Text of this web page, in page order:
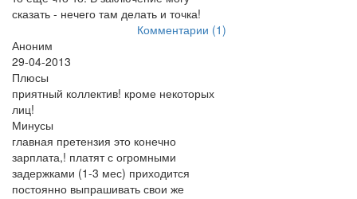
сказать - нечего там делать и точка!
Комментарии (1)
Аноним
29-04-2013
Плюсы
приятный коллектив! кроме некоторых
лиц!
Минусы
главная претензия это конечно
зарплата,! платят с огромными
задержками (1-3 мес) приходится
постоянно выпрашивать свои же